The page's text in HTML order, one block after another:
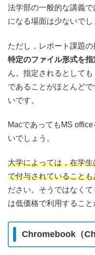
法学部の一般的な講義
になる場面は少ないでし
ただし，レポート課題
特定のファイル形式を指
ん。指定されるとして
であることがほとんど
いです。
MacであってもMS
いでしょう。
大学によっては，在学
で付与されていることも
ださい。そうではなく
は低価格で利用すること
Chromebook（